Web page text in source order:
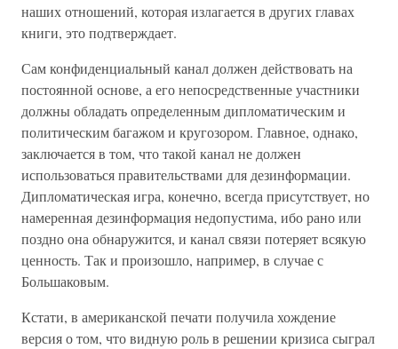
наших отношений, которая излагается в других главах
книги, это подтверждает.
Сам конфиденциальный канал должен действовать на
постоянной основе, а его непосредственные участники
должны обладать определенным дипломатическим и
политическим багажом и кругозором. Главное, однако,
заключается в том, что такой канал не должен
использоваться правительствами для дезинформации.
Дипломатическая игра, конечно, всегда присутствует, но
намеренная дезинформация недопустима, ибо рано или
поздно она обнаружится, и канал связи потеряет всякую
ценность. Так и произошло, например, в случае с
Большаковым.
Кстати, в американской печати получила хождение
версия о том, что видную роль в решении кризиса сыграл